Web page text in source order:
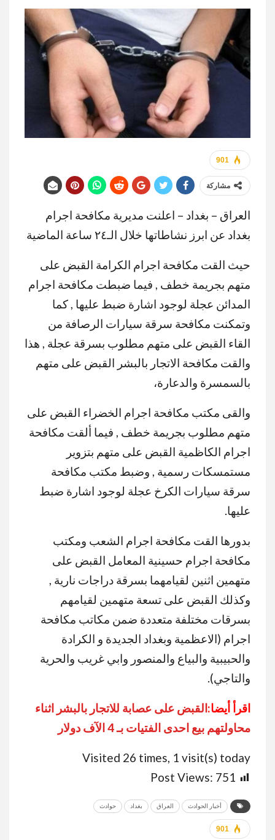
901
مشاركة
العراق – بغداد – اعلنت مديرية مكافحة اجرام
بغداد عن ابرز نشاطاتها خلال الـ٢٤ ساعة الماضية
حيث القت مكافحة اجرام الكرامة القبض على
متهم بجريمة خطف , فيما ضبطت مكافحة اجرام
المدائن عجلة لوجود اشارة ضبط عليها , كما
وتمكنت مكافحة سرقة سيارات الرصافة من
القاء القبض على متهم مطلوب بسرقة عجلة , هذا
والقت مكافحة الاتجار بالبشر القبض على متهم
بالسمسرة والدعارة،
والقى مكتب مكافحة اجرام الخضراء القبض على
متهم مطلوب بجريمة خطف , فيما ألقت مكافحة
اجرام الكاظمية القبض على متهم بتزوير
مستمسكات رسمية , وضبط مكتب مكافحة
سرقة سيارات الكرخ عجلة لوجود اشارة ضبط
عليها.
بدورها القت مكافحة اجرام الشعب ومكتب
مكافحة اجرام حسينية المعامل القبض على
متهمين اثنين لقيامهما بسرقة دراجات نارية ,
وكذلك القبض على تسعة متهمين لقيامهم
بسرقات مختلفة متعددة ضمن مكاتب مكافحة
اجرام (الاعظمية وبغداد الجديدة و الكرادة
والحبيبية والبياع والمنصور وابي غريب والحرية
والتاجي).
اقرأ أيضا:القبض على عصابة للاتجار بالبشر اثناء
محاولتهم بيع احدى الفتيات بـ 4 الآف دولار
Visited 26 times, 1 visit(s) today
Post Views: 751
أخبار الحوادث العراق بغداد حوادث
901